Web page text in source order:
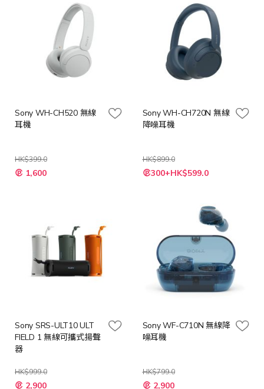
Sony WH-CH520 無線
耳機
HK$399.0
1,600
Sony WH-CH720N 無線
降噪耳機
HK$899.0
300+HK$599.0
Sony SRS-ULT10 ULT
FIELD 1 無線可攜式揚聲
器
HK$999.0
2,900
Sony WF-C710N 無線降
噪耳機
HK$799.0
2,900